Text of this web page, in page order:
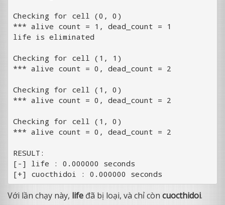
Checking for cell (0, 0)
*** alive count = 1, dead_count = 1
life is eliminated
Checking for cell (1, 1)
*** alive count = 0, dead_count = 2
Checking for cell (1, 0)
*** alive count = 0, dead_count = 2
Checking for cell (1, 0)
*** alive count = 0, dead_count = 2
RESULT:
[-] life : 0.000000 seconds
Với lần chạy này, life đã bị loại, và chỉ còn cuocthidoi.